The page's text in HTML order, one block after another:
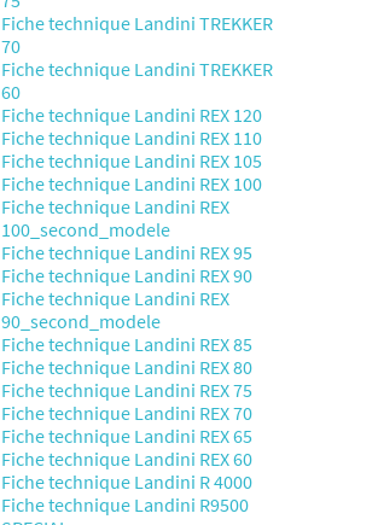
Fiche technique Landini TREKKER
70
Fiche technique Landini TREKKER
60
Fiche technique Landini REX 120
Fiche technique Landini REX 110
Fiche technique Landini REX 105
Fiche technique Landini REX 100
Fiche technique Landini REX
100_second_modele
Fiche technique Landini REX 95
Fiche technique Landini REX 90
Fiche technique Landini REX
90_second_modele
Fiche technique Landini REX 85
Fiche technique Landini REX 80
Fiche technique Landini REX 75
Fiche technique Landini REX 70
Fiche technique Landini REX 65
Fiche technique Landini REX 60
Fiche technique Landini R 4000
Fiche technique Landini R9500